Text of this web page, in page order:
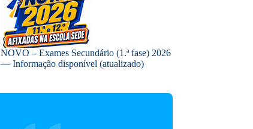
NOVO – Exames Secundário (1.ª fase) 2026
— Informação disponível (atualizado)